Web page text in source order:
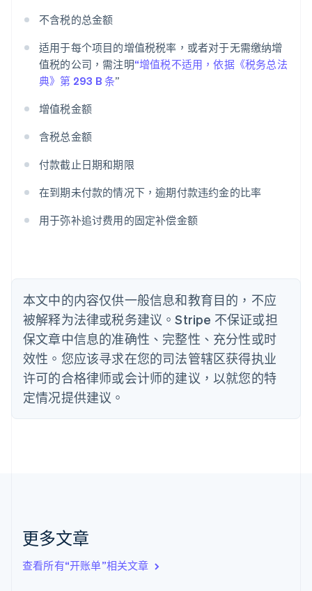
不含税的总金额
适用于每个项目的增值税税率，或者对于无需缴纳增
值税的公司，需注明“增值税不适用，依据《税务总法
典》第 293 B 条”
增值税金额
含税总金额
付款截止日期和期限
在到期未付款的情况下，逾期付款违约金的比率
用于弥补追讨费用的固定补偿金额
本文中的内容仅供一般信息和教育目的，不应
被解释为法律或税务建议。Stripe 不保证或担
保文章中信息的准确性、完整性、充分性或时
效性。您应该寻求在您的司法管辖区获得执业
许可的合格律师或会计师的建议，以就您的特
定情况提供建议。
更多文章
查看所有“开账单”相关文章
阿联酋
English
爱尔兰
English
爱沙尼亚
English
奥地利
DeutschEnglish
澳大利亚
English
巴西
Português English
保加利亚
English
丹麦
English
德国
DeutschEnglish
法国
FrançaisEnglish
芬兰
EnglishSvenska
English
English